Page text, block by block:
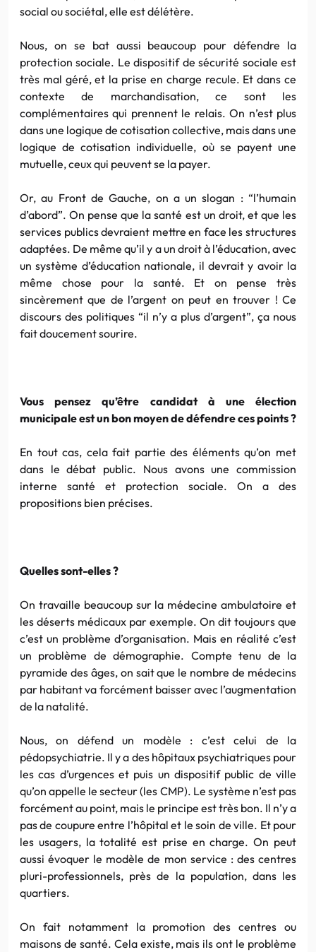
social ou sociétal, elle est délétère.
Nous, on se bat aussi beaucoup pour défendre la
protection sociale. Le dispositif de sécurité sociale est
très mal géré, et la prise en charge recule. Et dans ce
contexte de marchandisation, ce sont les
complémentaires qui prennent le relais. On n’est plus
dans une logique de cotisation collective, mais dans une
logique de cotisation individuelle, où se payent une
mutuelle, ceux qui peuvent se la payer.
Or, au Front de Gauche, on a un slogan : “l’humain
d’abord”. On pense que la santé est un droit, et que les
services publics devraient mettre en face les structures
adaptées. De même qu’il y a un droit à l’éducation, avec
un système d’éducation nationale, il devrait y avoir la
même chose pour la santé. Et on pense très
sincèrement que de l’argent on peut en trouver ! Ce
discours des politiques “il n’y a plus d’argent”, ça nous
fait doucement sourire.
Vous pensez qu’être candidat à une élection
municipale est un bon moyen de défendre ces points ?
En tout cas, cela fait partie des éléments qu’on met
dans le débat public. Nous avons une commission
interne santé et protection sociale. On a des
propositions bien précises.
Quelles sont-elles ?
On travaille beaucoup sur la médecine ambulatoire et
les déserts médicaux par exemple. On dit toujours que
c’est un problème d’organisation. Mais en réalité c’est
un problème de démographie. Compte tenu de la
pyramide des âges, on sait que le nombre de médecins
par habitant va forcément baisser avec l’augmentation
de la natalité.
Nous, on défend un modèle : c’est celui de la
pédopsychiatrie. Il y a des hôpitaux psychiatriques pour
les cas d’urgences et puis un dispositif public de ville
qu’on appelle le secteur (les CMP). Le système n’est pas
forcément au point, mais le principe est très bon. Il n’y a
pas de coupure entre l’hôpital et le soin de ville. Et pour
les usagers, la totalité est prise en charge. On peut
aussi évoquer le modèle de mon service : des centres
pluri-professionnels, près de la population, dans les
quartiers.
On fait notamment la promotion des centres ou
maisons de santé. Cela existe, mais ils ont le problème